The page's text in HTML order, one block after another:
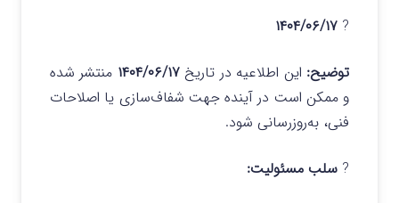
? ۱۴۰۴/۰۶/۱۷
توضیح: این اطلاعیه در تاریخ۱۴۰۴/۰۶/۱۷ منتشر شده
و ممکن است در آینده جهت شفاف‌سازی یا اصلاحات
فنی، به‌روزرسانی شود.
? سلب مسئولیت: